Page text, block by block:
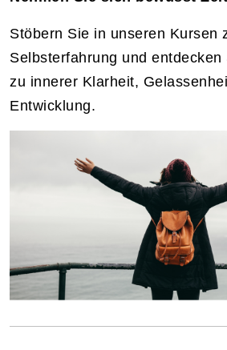
Stöbern Sie in unseren Kursen
Selbsterfahrung und entdecken
zu innerer Klarheit,
Entwicklung.